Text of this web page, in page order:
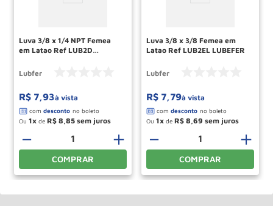
Luva 3/8 x 1/4 NPT Femea
em Latao Ref LUB2D
Lubfer
R$ 7 93à vista
Ou 1 de R$ 8 85
＋
－
COMPRAR
Luva 3/8 x 3/8 Femea em
Latao Ref LUB2EL LUBEFER
Lubfer
R$ 7 79à vista
Ou 1 de R$ 8 69
＋
－
COMPRAR